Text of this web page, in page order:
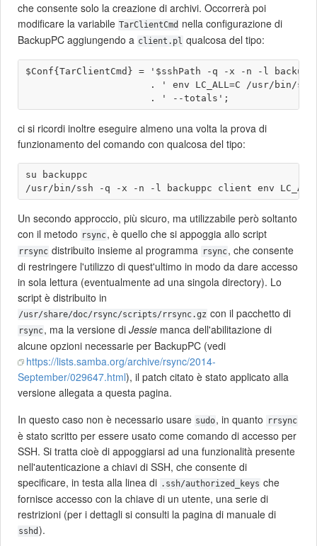
che consente solo la creazione di archivi. Occorrerà poi
modificare la variabile TarClientCmd nella configurazione di
BackupPC aggiungendo a client.pl qualcosa del tipo:
$Conf{TarClientCmd} = '$sshPath -q -x -n -l
. ' env LC_ALL=C /usr/bin/
ci si ricordi inoltre eseguire almeno una volta la prova di
funzionamento del comando con qualcosa del tipo:
su backuppc
Un secondo approccio, più sicuro, ma utilizzabile però soltanto
con il metodo rsync, è quello che si appoggia allo script
rrsync distribuito insieme al programma rsync, che consente
di restringere l'utilizzo di quest'ultimo in modo da dare accesso
in sola lettura (eventualmente ad una singola directory). Lo
script è distribuito in
/usr/share/doc/rsync/scripts/rrsync.gz con il pacchetto di
rsync, ma la versione diJessie manca dell'abilitazione di
alcune opzioni necessarie per BackupPC (vedi
https://lists.samba.org/archive/rsync/2014-
September/029647.html), il patch citato è stato applicato alla
versione allegata a questa pagina.
In questo caso non è necessario usare sudo, in quanto rrsync
è stato scritto per essere usato come comando di accesso per
SSH. Si tratta cioè di appoggiarsi ad una funzionalità presente
nell'autenticazione a chiavi di SSH, che consente di
specificare, in testa alla linea di .ssh/authorized_keys che
fornisce accesso con la chiave di un utente, una serie di
restrizioni (per i dettagli si consulti la pagina di manuale di
sshd ).